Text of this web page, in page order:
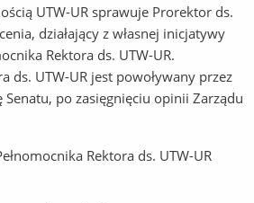
UTW-UR sprawuje Prorektor ds.
działający z własnej inicjatywy
Rektora ds. UTW-UR.
ds. UTW-UR jest powoływany przez
Senatu, po zasięgnięciu opinii Zarządu
Rektora ds. UTW-UR